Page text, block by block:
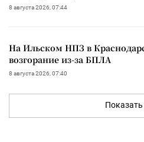
8 августа 2026, 07:44
На Ильском НПЗ в
возгорание из-за БПЛА
8 августа 2026, 07:40